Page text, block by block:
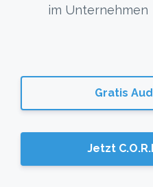
im Unternehmen
Gratis
Jetzt